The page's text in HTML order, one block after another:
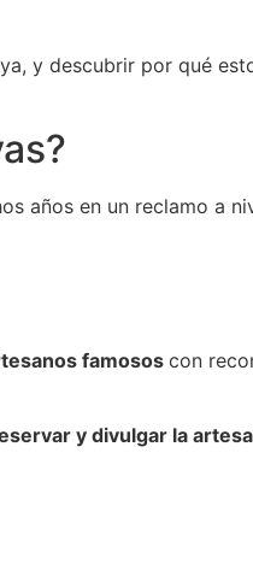
y descubrir por qué
años en un reclamo a
famosos con
y divulgar la